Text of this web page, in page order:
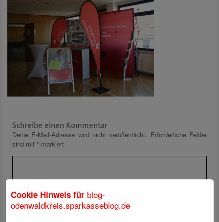
Schreibe einen Kommentar
Deine E-Mail-Adresse wird nicht veröffentlicht. Erforderliche Felder
sind mit * markiert
Cookie Hinweis für blog-
odenwaldkreis.sparkasseblog.de